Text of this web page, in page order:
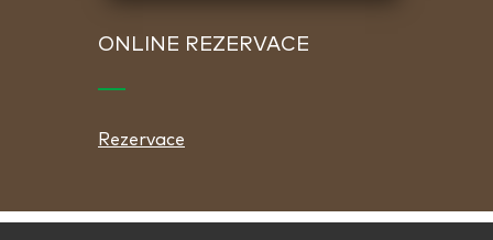
ONLINE REZERVACE
Rezervace